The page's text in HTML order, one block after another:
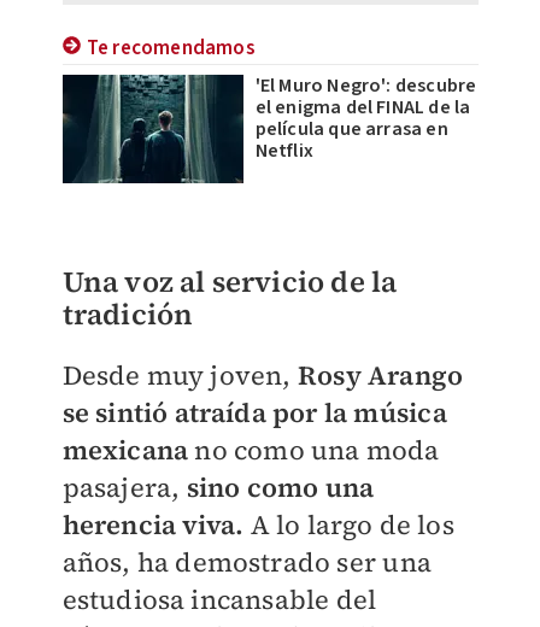
Te recomendamos
'El Muro Negro': descubre
el enigma del FINAL de la
película que arrasa en
Netflix
Una voz al servicio de la
tradición
Desde muy joven, Rosy Arango
se sintió atraída por la música
mexicanano como una moda
pasajera, sino como una
herencia viva. A lo largo de los
años, ha demostrado ser una
estudiosa incansable del